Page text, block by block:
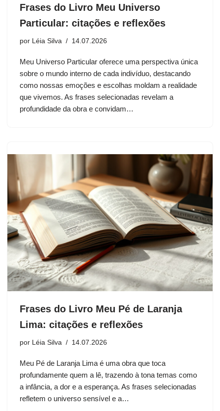
Frases do Livro Meu Universo
Particular: citações e reflexões
por Léia Silva 14.07.2026
Meu Universo Particular oferece uma perspectiva única
sobre o mundo interno de cada indivíduo, destacando
como nossas emoções e escolhas moldam a realidade
que vivemos. As frases selecionadas revelam a
profundidade da obra e convidam…
Frases do Livro Meu Pé de Laranja
Lima: citações e reflexões
por Léia Silva 14.07.2026
Meu Pé de Laranja Lima é uma obra que toca
profundamente quem a lê, trazendo à tona temas como
a infância, a dor e a esperança. As frases selecionadas
refletem o universo sensível e a…